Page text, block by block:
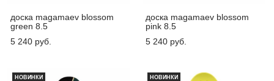
доска magamaev blossom
green 8.5
5 240 pуб.
доска magamaev blossom
pink 8.5
5 240 pуб.
НОВИНКИ НОВИНКИ